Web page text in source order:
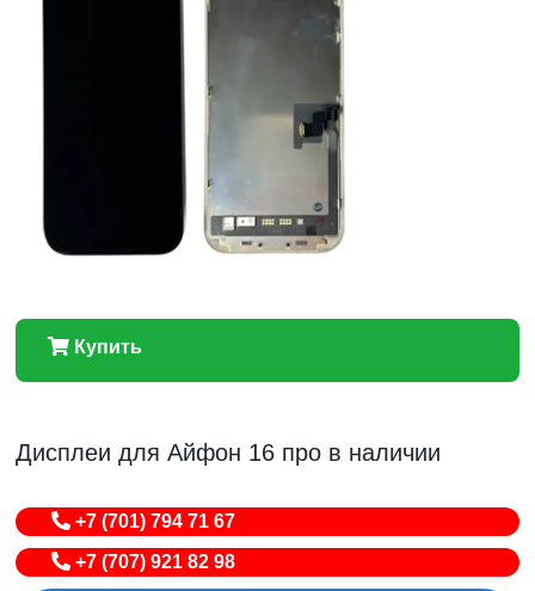
Купить
Дисплеи для Айфон 16 про в наличии
+7 (701) 794 71 67
+7 (707) 921 82 98